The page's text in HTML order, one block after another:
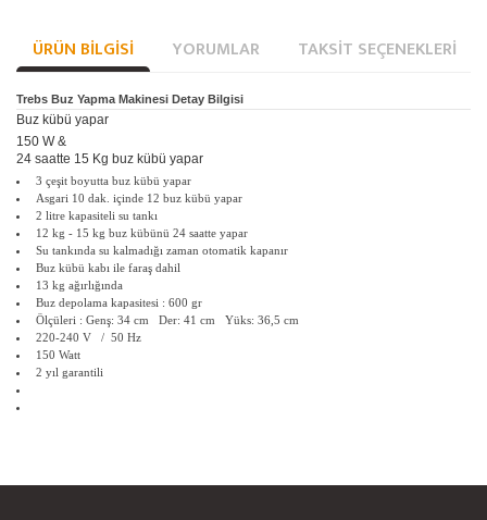
ÜRÜN BILGISI YORUMLAR TAKSIT SEÇENEKLERI
Trebs Buz Yapma Makinesi Detay Bilgisi
Buz kübü yapar
150 W &
24 saatte 15 Kg buz kübü yapar
3 çeşit boyutta buz kübü yapar
Asgari 10 dak. içinde 12 buz kübü yapar
2 litre kapasiteli su tankı
12 kg - 15 kg buz kübünü 24 saatte yapar
Su tankında su kalmadığı zaman otomatik kapanır
Buz kübü kabı ile faraş dahil
13 kg ağırlığında
Buz depolama kapasitesi : 600 gr
Ölçüleri : Genş: 34 cm Der: 41 cm Yüks: 36,5 cm
220-240 V / 50 Hz
150 Watt
2 yıl garantili
Bu ürüne ilk yorumu siz yapın!
yetersiz gördüğünüz noktaları öneri formunu kullanarak tarafımıza